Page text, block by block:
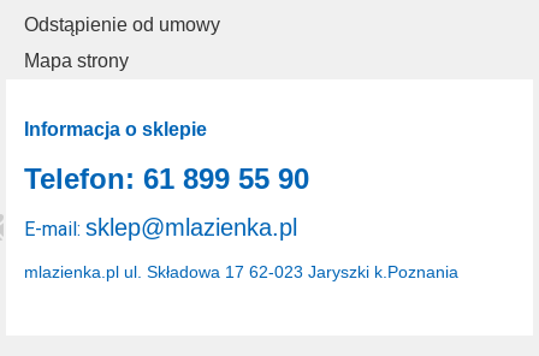
Odstąpienie od umowy
Mapa strony
Informacja o sklepie
mlazienka.pl ul. Składowa 17 62-023 Jaryszki k.Poznania
Telefon: 61 899 55 90
E-mail: sklep@mlazienka.pl